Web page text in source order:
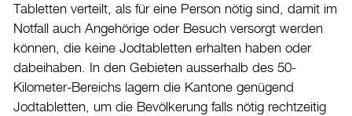
Tabletten verteilt, als für eine Person nötig sind, damit im
Notfall auch Angehörige oder Besuch versorgt werden
können, die keine Jodtabletten erhalten haben oder
dabeihaben. In den Gebieten ausserhalb des 50-
Kilometer-Bereichs lagern die Kantone genügend
Jodtabletten, um die Bevölkerung falls nötig rechtzeitig